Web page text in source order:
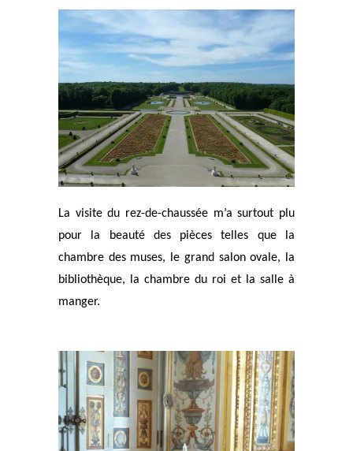
La visite du rez-de-chaussée m’a surtout plu
pour la beauté des pièces telles que la
chambre des muses, le grand salon ovale, la
bibliothèque, la chambre du roi et la salle à
manger.